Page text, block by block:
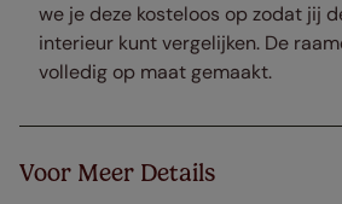
we je deze kosteloos op zodat jij
interieur kunt vergelijken. De
volledig op maat gemaakt.
Voor Meer Details